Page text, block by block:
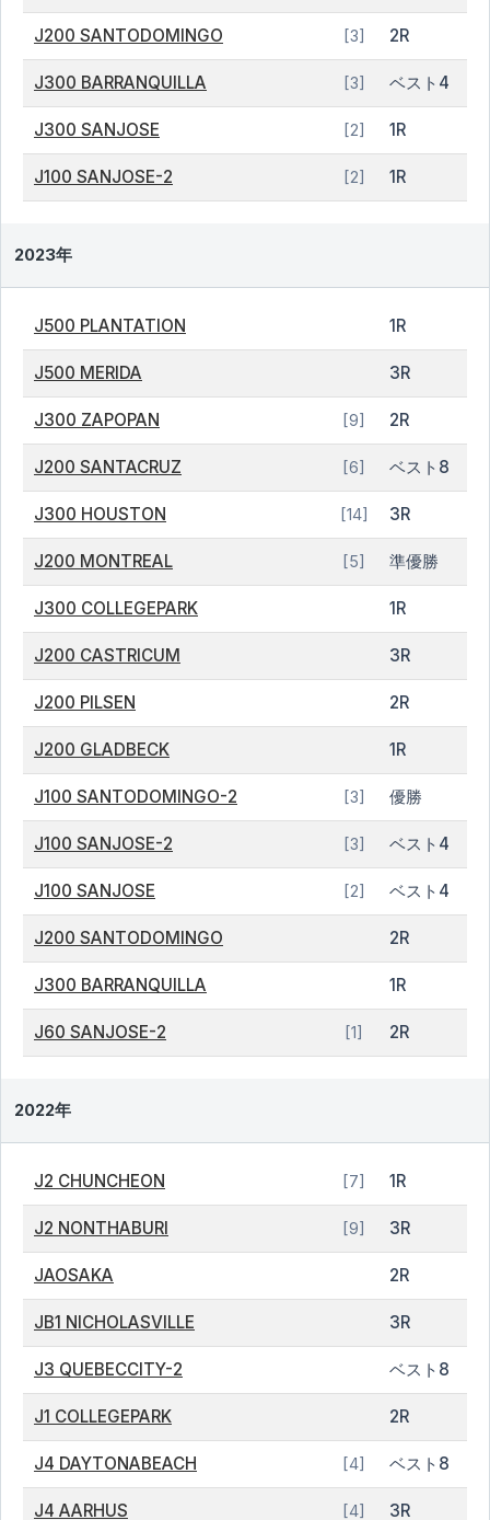
J200 SANTODOMINGO [3] 2R
J300 BARRANQUILLA [3] ベスト4
J300 SANJOSE [2] 1R
J100 SANJOSE-2 [2] 1R
2023年
J500 PLANTATION 1R
J500 MERIDA 3R
J300 ZAPOPAN [9] 2R
J200 SANTACRUZ [6] ベスト8
J300 HOUSTON [14] 3R
J200 MONTREAL [5] 準優勝
J300 COLLEGEPARK 1R
J200 CASTRICUM 3R
J200 PILSEN 2R
J200 GLADBECK 1R
J100 SANTODOMINGO-2 [3] 優勝
J100 SANJOSE-2 [3] ベスト4
J100 SANJOSE [2] ベスト4
J200 SANTODOMINGO 2R
J300 BARRANQUILLA 1R
J60 SANJOSE-2 [1] 2R
2022年
J2 CHUNCHEON [7] 1R
J2 NONTHABURI [9] 3R
JAOSAKA 2R
JB1 NICHOLASVILLE 3R
J3 QUEBECCITY-2 ベスト8
J1 COLLEGEPARK 2R
J4 DAYTONABEACH [4] ベスト8
J4 AARHUS [4] 3R